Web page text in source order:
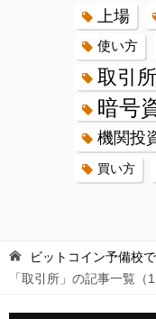
上場
使い方
取引所
暗号
機関投
買い方
ビットコイン予備校
「取引所」の記事一覧（